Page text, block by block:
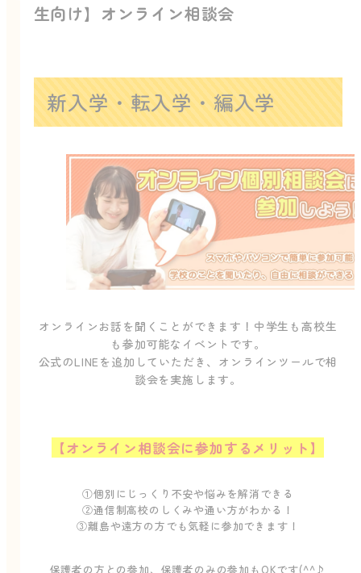
生向け】オンライン相談会
新入学・転入学・編入学
オンラインお話を聞くことができます！中学生も高校生
も参加可能なイベントです。
公式のLINEを追加していただき、オンラインツールで相
談会を実施します。
【オンライン相談会に参加するメリット】
①個別にじっくり不安や悩みを解消できる
②通信制高校のしくみや通い方がわかる！
③離島や遠方の方でも気軽に参加できます！
保護者の方との参加、保護者のみの参加もOKです(^^♪